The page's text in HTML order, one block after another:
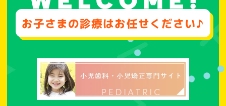
お子さまの診療はお任せください♪